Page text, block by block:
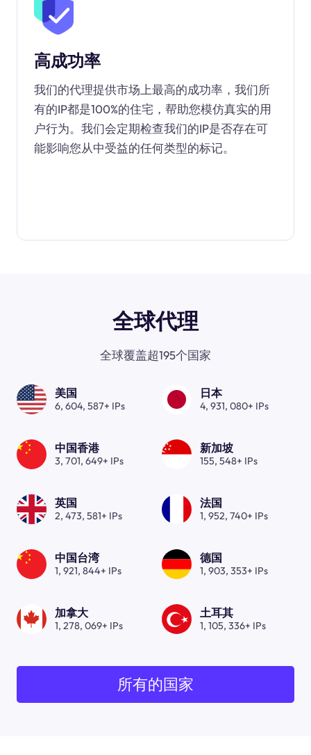
高成功率
我们的代理提供市场上最高的成功率，我们所
有的IP都是100%的住宅，帮助您模仿真实的用
户行为。我们会定期检查我们的IP是否存在可
能影响您从中受益的任何类型的标记。
全球代理
全球覆盖超195个国家
美国
6, 604, 587+ IPs
日本
4, 931, 080+ IPs
中国香港
3, 701, 649+ IPs
新加坡
155, 548+ IPs
英国
2, 473, 581+ IPs
法国
1, 952, 740+ IPs
中国台湾
1, 921, 844+ IPs
德国
1, 903, 353+ IPs
加拿大
1, 278, 069+ IPs
土耳其
1, 105, 336+ IPs
所有的国家